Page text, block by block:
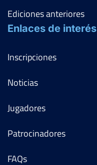
Ediciones anteriores
Enlaces de interés
Inscripciones
Noticias
Jugadores
Patrocinadores
FAQs